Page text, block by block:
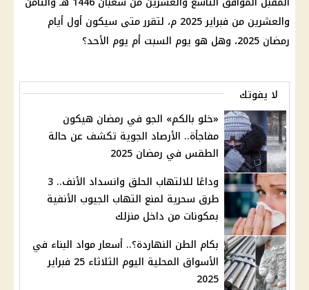
والعشرين من فبراير 2025 م، لتقرر متى سيكون أول أيام
رمضان 2025، وهل هو يوم السبت أم يوم الأحد؟
لا يفوتك
«خلو بالكم» الجو في رمضان هيكون
مفاجأة.. الأرصاد الجوية تكشف عن حالة
الطقس في رمضان 2025
وداعًا للالتهاب الحلق وانسداد الأنف.. 3
طرق سحرية لمنع التهاب الجيوب الأنفية
بمكونات من داخل منزلك
بكام الطن النهاردة؟.. أسعار مواد البناء في
الأسواق المحلية اليوم الثلاثاء 25 فبراير
2025